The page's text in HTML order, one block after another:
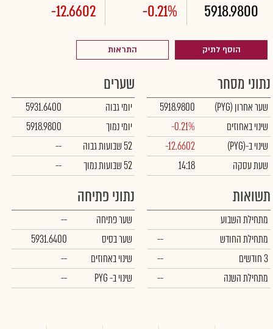
5918.9800
-0.21%
-12.6602
הוסף לתיק התראות
נתוני מסחר
שער אחרון (PYG)
5918.9800
שינוי באחוזים
-0.21%
שינוי ב-(PYG)
-12.6602
שעת עסקה
14:18
שערים
יומי גבוה
5931.6400
יומי נמוך
5918.9800
52 שבועות גבוה
--
52 שבועות נמוך
--
תשואות
מתחילת השבוע
מתחילת החודש
--
3 חודשים
--
מתחילת השנה
--
נתוני פתיחה
שער פתיחה
--
שער בסיס
5931.6400
שינוי באחוזים
--
שינויב- PYG --